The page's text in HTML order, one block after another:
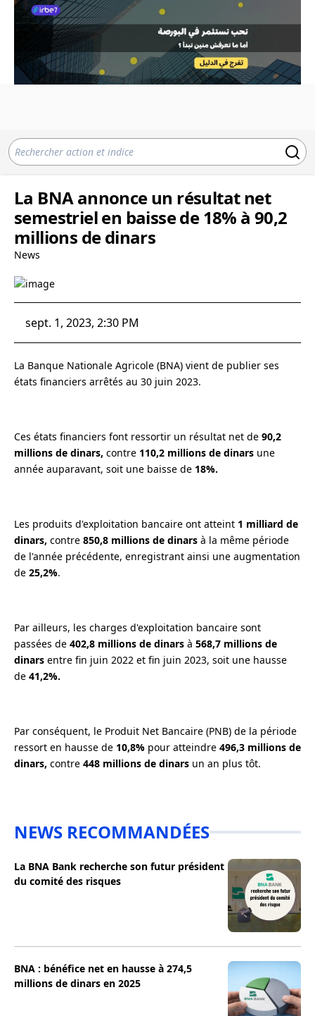
La BNA annonce un résultat net
semestriel en baisse de 18% à 90,2
millions de dinars
News
sept. 1, 2023, 2:30 PM
La Banque Nationale Agricole (BNA) vient de publier ses
états financiers arrêtés au 30 juin 2023.
Ces états financiers font ressortir un résultat net de 90,2
millions de dinars, contre 110,2 millions de dinars une
année auparavant, soit une baisse de 18%.
Les produits d'exploitation bancaire ont atteint 1 milliard de
dinars, contre 850,8 millions de dinars à la même période
de l'année précédente, enregistrant ainsi une augmentation
de 25,2%.
Par ailleurs, les charges d'exploitation bancaire sont
passées de 402,8 millions de dinars à 568,7 millions de
dinars entre fin juin 2022 et fin juin 2023, soit une hausse
de 41,2%.
Par conséquent, le Produit Net Bancaire (PNB) de la période
ressort en hausse de 10,8% pour atteindre 496,3 millions de
dinars, contre 448 millions de dinars un an plus tôt.
NEWS RECOMMANDÉES
La BNA Bank recherche son futur président
du comité des risques
BNA : bénéfice net en hausse à 274,5
millions de dinars en 2025